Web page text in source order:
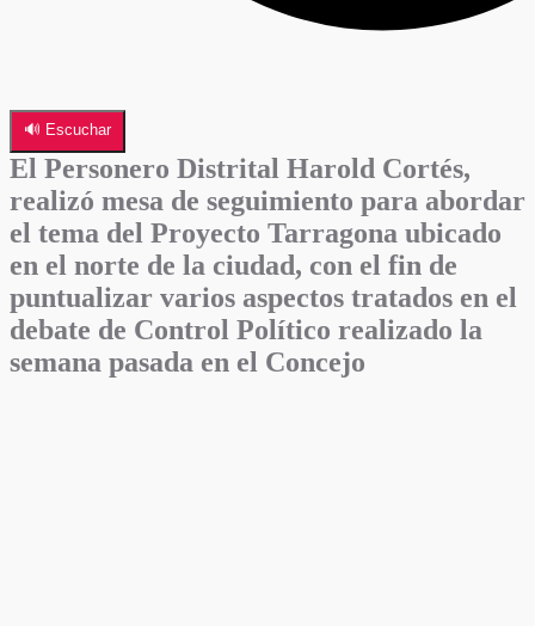
🔊 Escuchar
El Personero Distrital Harold Cortés,
realizó mesa de seguimiento para abordar
el tema del Proyecto Tarragona ubicado
en el norte de la ciudad, con el fin de
puntualizar varios aspectos tratados en el
debate de Control Político realizado la
semana pasada en el Concejo